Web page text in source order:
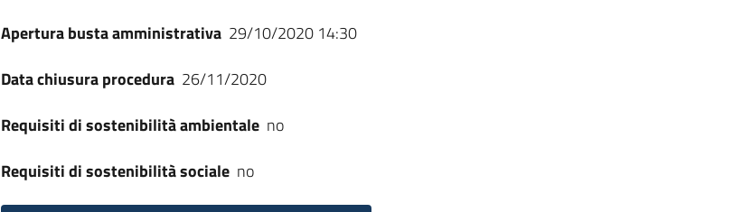
Apertura busta amministrativa 29/10/2020 14:30
Data chiusura procedura 26/11/2020
Requisiti di sostenibilità ambientale no
Requisiti di sostenibilità sociale no